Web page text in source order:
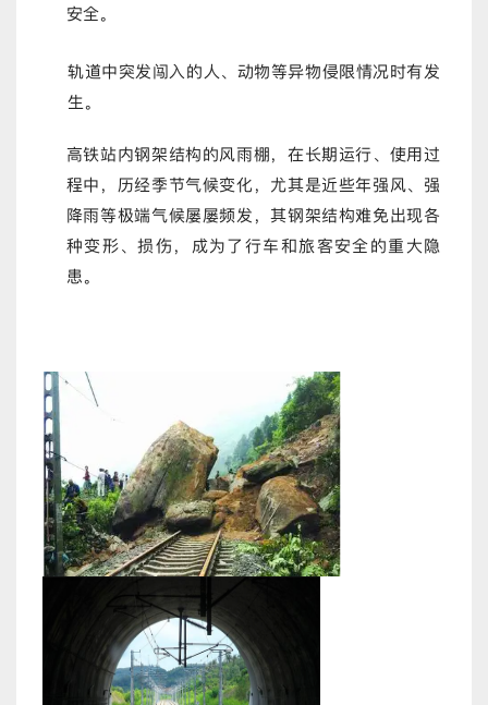
安全。
轨道中突发闯入的人、动物等异物侵限情况时有发
生。
高铁站内钢架结构的风雨棚，在长期运行、使用过
程中，历经季节气候变化，尤其是近些年强风、强
降雨等极端气候屡屡频发，其钢架结构难免出现各
种变形、损伤，成为了行车和旅客安全的重大隐
患。